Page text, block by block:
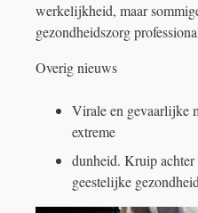
werkelijkheid, maar
gezondheidszorg
Overig nieuws
Virale en gevaarlijke
extreme
dunheid. Kruip achter
geestelijke